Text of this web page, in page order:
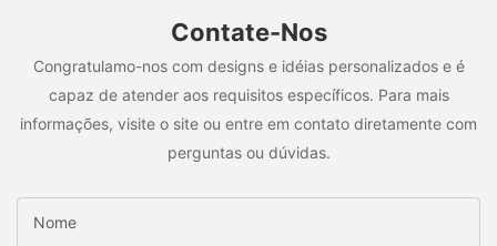
Contate-Nos
Congratulamo-nos com designs e idéias personalizados e é
capaz de atender aos requisitos específicos. Para mais
informações, visite o site ou entre em contato diretamente com
perguntas ou dúvidas.
Nome